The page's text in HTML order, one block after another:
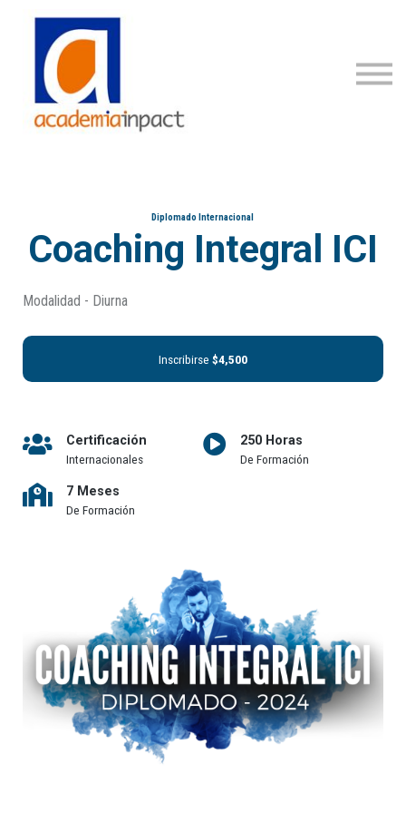
Diplomado Internacional
Coaching Integral ICI
Modalidad - Diurna
Inscribirse $4,500
Certificación
Internacionales
250 Horas
De Formación
7 Meses
De Formación